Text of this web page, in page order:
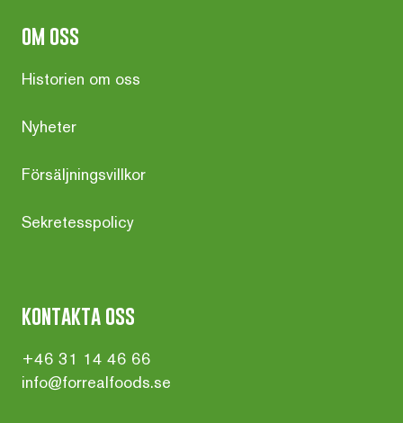
om oss
Historien om oss
Nyheter
Försäljningsvillkor
Sekretesspolicy
kontakta oss
+46 31 14 46 66
info@forrealfoods.se